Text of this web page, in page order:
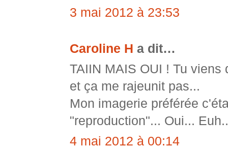
3 mai 2012 à 23:53
Caroline H a dit…
TAIIN MAIS OUI ! Tu
et ça me rajeunit pas...
Mon imagerie préférée
"reproduction"... Oui...
4 mai 2012 à 00:14